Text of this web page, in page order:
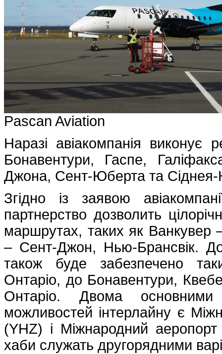
Pascan Aviation
Наразі авіакомпанія виконує
Бонавентури, Гаспе,
Джона, Сент-Юберта та
Згідно із заявою
партнерство дозволить
маршрутах, таких як
– Сент-Джон, Нью-Брансвік.
також буде забезпечено
Онтаріо, до Бонавентури,
Онтаріо. Двома
можливостей інтерлайну є
(YHZ) і Міжнародний
хаби служать другорядними